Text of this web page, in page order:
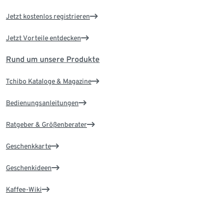
Jetzt kostenlos registrieren
Jetzt Vorteile entdecken
Rund um unsere Produkte
Tchibo Kataloge & Magazine
Bedienungsanleitungen
Ratgeber & Größenberater
Geschenkkarte
Geschenkideen
Kaffee-Wiki